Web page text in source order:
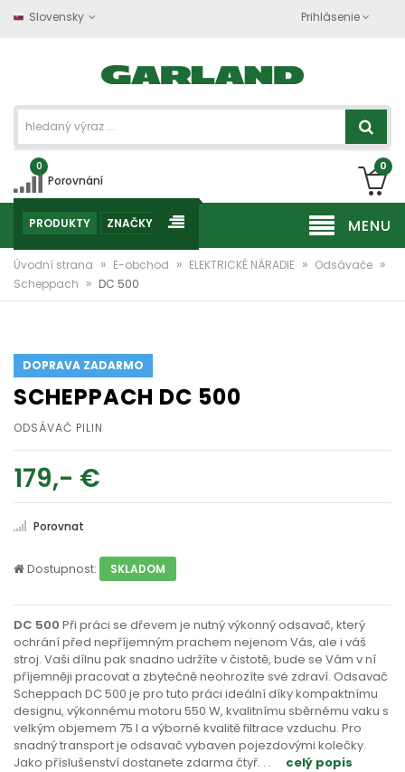
Slovensky Prihlásenie
0
Porovnání
0
MENU
PRODUKTY ZNAČKY
Úvodní strana » E-obchod » ELEKTRICKÉ NÁRADIE » Odsávače »
Scheppach » DC 500
DOPRAVA ZADARMO
SCHEPPACH DC 500
ODSÁVAČ PILIN
179,- €
Porovnat
Dostupnost: SKLADOM
DC 500 Při práci se dřevem je nutný výkonný odsavač, který
ochrání před nepříjemným prachem nejenom Vás, ale i váš
stroj. Vaši dílnu pak snadno udržíte v čistotě, bude se Vám v ní
příjemněji pracovat a zbytečně neohrozíte své zdraví. Odsavač
Scheppach DC 500 je pro tuto práci ideální díky kompaktnímu
designu, výkonnému motoru 550 W, kvalitnímu sběrnému vaku s
velkým objemem 75 l a výborné kvalitě filtrace vzduchu. Pro
snadný transport je odsavač vybaven pojezdovými kolečky.
Jako příslušenství dostanete zdarma čtyř. . . celý popis